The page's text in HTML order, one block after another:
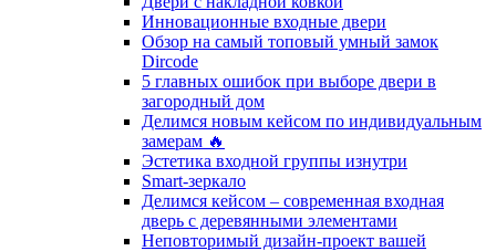
Инновационные входные двери
Обзор на самый топовый умный замок
Dircode
5 главных ошибок при выборе двери в
загородный дом
Делимся новым кейсом по индивидуальным
замерам 🔥
Эстетика входной группы изнутри
Smart-зеркало
Делимся кейсом – современная входная
дверь с деревянными элементами
Неповторимый дизайн-проект вашей